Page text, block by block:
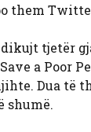
them
tjetër
a Poor
Dua të
shumë.